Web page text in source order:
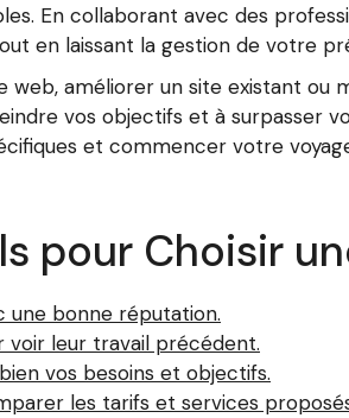
En collaborant avec des
en laissant la gestion de votre
web, améliorer un site existant
vos objectifs et à surpasser
et commencer votre
pour Choisir
une bonne réputation.
voir leur travail précédent.
vos besoins et objectifs.
les tarifs et services